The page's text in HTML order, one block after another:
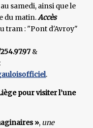
samedi, ainsi que le
du matin.Accès
tram : "Pont d'Avroy"
&
.
pour visiter l’une
», une